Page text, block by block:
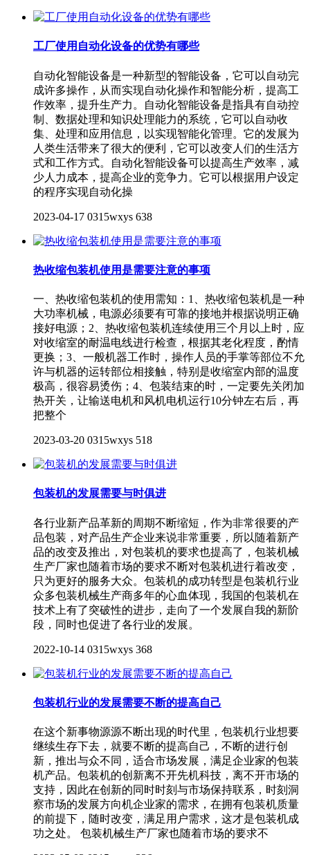
工厂使用自动化设备的优势有哪些
自动化智能设备是一种新型的智能设备，它可以自动完
成许多操作，从而实现自动化操作和智能分析，提高工
作效率，提升生产力。自动化智能设备是指具有自动控
制、数据处理和知识处理能力的系统，它可以自动收
集、处理和应用信息，以实现智能化管理。它的发展为
人类生活带来了很大的便利，它可以改变人们的生活方
式和工作方式。自动化智能设备可以提高生产效率，减
少人力成本，提高企业的竞争力。它可以根据用户设定
的程序实现自动化操
2023-04-17 0315wxys 638
热收缩包装机使用是需要注意的事项
一、热收缩包装机的使用需知：1、热收缩包装机是一种
大功率机械，电源必须要有可靠的接地并根据说明正确
接好电源；2、热收缩包装机连续使用三个月以上时，应
对收缩室的耐温电线进行检查，根据其老化程度，酌情
更换；3、一般机器工作时，操作人员的手掌等部位不允
许与机器的运转部位相接触，特别是收缩室内部的温度
极高，很容易烫伤；4、包装结束的时，一定要先关闭加
热开关，让输送电机和风机电机运行10分钟左右后，再
把整个
2023-03-20 0315wxys 518
包装机的发展需要与时俱进
各行业新产品革新的周期不断缩短，作为非常很要的产
品包装，对产品生产企业来说非常重要，所以随着新产
品的改变及推出，对包装机的要求也提高了，包装机械
生产厂家也随着市场的要求不断对包装机进行着改变，
只为更好的服务大众。包装机的成功转型是包装机行业
众多包装机械生产商多年的心血体现，我国的包装机在
技术上有了突破性的进步，走向了一个发展自我的新阶
段，同时也促进了各行业的发展。
2022-10-14 0315wxys 368
包装机行业的发展需要不断的提高自己
在这个新事物源源不断出现的时代里，包装机行业想要
继续生存下去，就要不断的提高自己，不断的进行创
新，推出与众不同，适合市场发展，满足企业家的包装
机产品。包装机的创新离不开先机科技，离不开市场的
支持，因此在创新的同时时刻与市场保持联系，时刻洞
察市场的发展方向机企业家的需求，在拥有包装机质量
的前提下，随时改变，满足用户需求，这才是包装机成
功之处。 包装机械生产厂家也随着市场的要求不